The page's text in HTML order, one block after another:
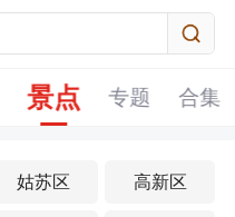
景点 专题 合集
姑苏区 高新区